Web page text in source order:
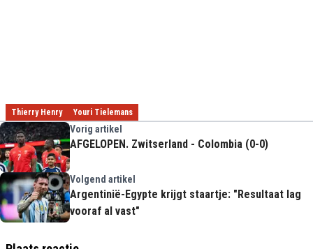
Thierry Henry Youri Tielemans
Vorig artikel
AFGELOPEN. Zwitserland - Colombia (0-0)
Volgend artikel
Argentinië-Egypte krijgt staartje: "Resultaat lag
vooraf al vast"